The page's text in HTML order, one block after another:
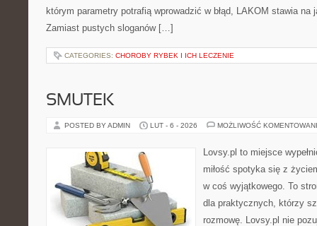
którym parametry potrafią wprowadzić w błąd, LAKOM stawia na
Zamiast pustych sloganów […]
CATEGORIES: CHOROBY RYBEK I ICH LECZENIE
SMUTEK
POSTED BY ADMIN LUT - 6 - 2026 MOŻLIWOŚĆ
Lovsy.pl to miejsce
miłość spotyka się z
w coś wyjątkowego. To
dla praktycznych, którzy
rozmowę. Lovsy.pl nie